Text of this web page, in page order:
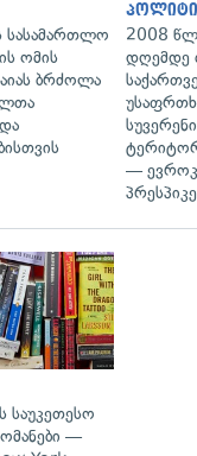
სასამართლო
ომის
ბრძოლა
2008
დღემდე
—
საუკეთესო
—